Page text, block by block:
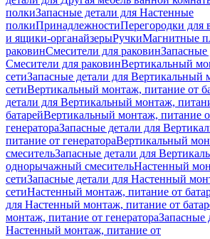
полкиЗапасные детали для Настенные
полкиПринадлежностиПерегородки
и ящики-органайзерыРучкиМагнитные
раковинСмесители для раковинЗапасные
Смесители для раковинВертикальный
сетиЗапасные детали для Вертикальный
сетиВертикальный монтаж, питание от
детали для Вертикальный монтаж,
батарейВертикальный монтаж, питание
генератораЗапасные детали для
питание от генератораВертикальный
смесительЗапасные детали для
однорычажный смесительНастенный
сетиЗапасные детали для Настенный
сетиНастенный монтаж, питание от
для Настенный монтаж, питание от
монтаж, питание от генератораЗапасные
Настенный монтаж, питание от